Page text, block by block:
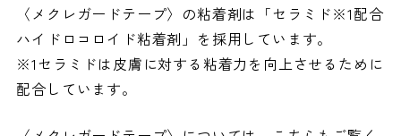
〈メクレガードテープ〉の粘着剤は「セラミド※1配合
ハイドロコロイド粘着剤」を採用しています。
※1セラミドは皮膚に対する粘着力を向上させるために
配合しています。